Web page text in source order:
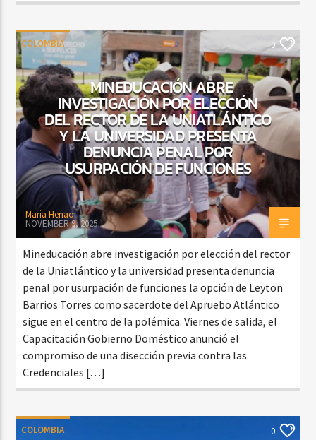
COLOMBIA 0
MINEDUCACIÓN ABRE
INVESTIGACIÓN POR ELECCIÓN
DEL RECTOR DE LA UNIATLÁNTICO
Y LA UNIVERSIDAD PRESENTA
DENUNCIA PENAL POR
USURPACIÓN DE FUNCIONES
Maria Henao
NOVEMBER 9, 2025
Mineducación abre investigación por elección del rector
de la Uniatlántico y la universidad presenta denuncia
penal por usurpación de funciones la opción de Leyton
Barrios Torres como sacerdote del Apruebo Atlántico
sigue en el centro de la polémica. Viernes de salida, el
Capacitación Gobierno Doméstico anunció el
compromiso de una disección previa contra las
Credenciales […]
COLOMBIA 0